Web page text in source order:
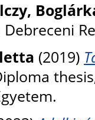
Debreceni
(2019)